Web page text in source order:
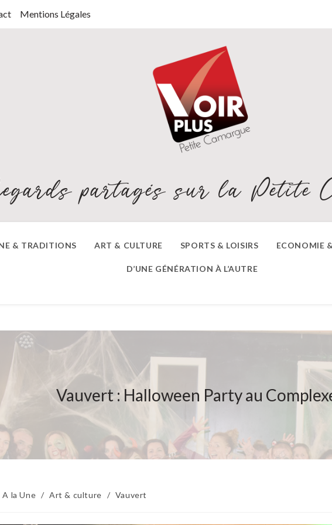
Mentions Légales
partagés sur la Petite
& TRADITIONS ART & CULTURE SPORTS & LOISIRS ECONOMIE
D’UNE GÉNÉRATION À L’AUTRE
Vauvert : Halloween Party au
A la Une / Art & culture / Vauvert